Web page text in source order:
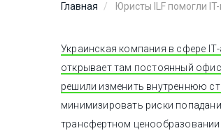
Главная Юристы ILF помогли
Украинская компания в сфере
открывает там постоянный
решили изменить внутреннюю
минимизировать риски
трансфертном